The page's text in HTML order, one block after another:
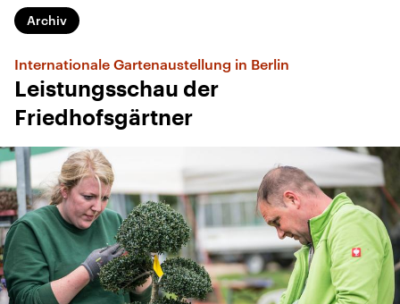
Archiv
Internationale Gartenaustellung in Berlin
Leistungsschau der
Friedhofsgärtner